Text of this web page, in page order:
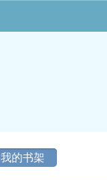
我的书架